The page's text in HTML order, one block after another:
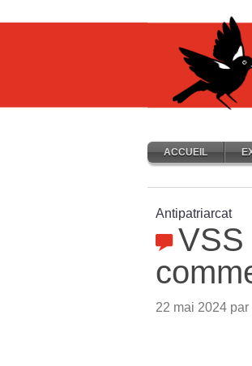
ACCUEIL
Antipatriarcat
VSS
22 mai 2024 par